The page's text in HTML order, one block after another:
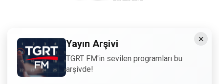
Sitemizdeki bilgiler, bütün insanların istifadesi için
hazırlanmıştır. Orijinaline sadık kalmak şartıyla, izin
almaya gerek kalmadan, herkes istediği gibi alıp istifade
×
Yayın Arşivi
TGRT FM'in sevilen programları bu
arşivde!